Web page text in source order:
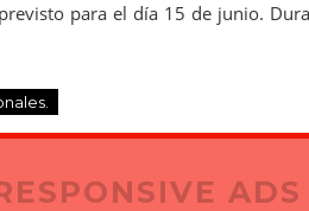
para el día 15 de junio.
ADS